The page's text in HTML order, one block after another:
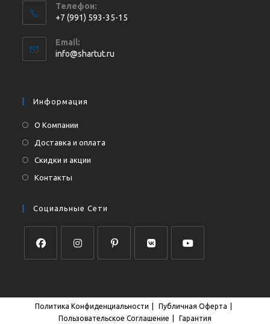
Телефон:
+7 (991) 593-35-15
в
вашем
Email:
info@shartut.ru
Информация
О Компании
Доставка и оплата
Скидки и акции
Контакты
Социальные Сети
новой
вкладке
новой
вкладке
новой
вкладке
новой
вкладке
новой
вкладке
Политика Конфиденциальности
Публичная Оферта
Пользовательское Соглашение
Гарантия